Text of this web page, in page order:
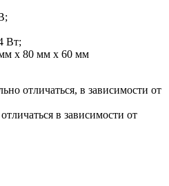
Вт;
x 80 мм x 60 мм
отличаться, в зависимости от
в зависимости от